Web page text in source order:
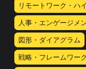
リモートワーク・ハ
人事・エンゲージメ
図形・ダイアグラム
戦略・フレームワーク